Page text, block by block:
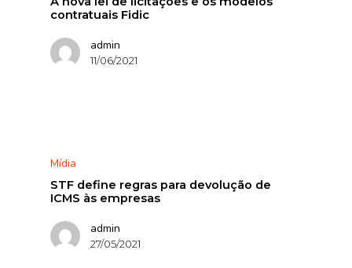
contratuais Fidic
admin
11/06/2021
Mídia
STF define regras para devolução de
ICMS às empresas
admin
27/05/2021